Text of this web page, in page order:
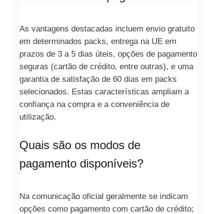
As vantagens destacadas incluem envio gratuito
em determinados packs, entrega na UE em
prazos de 3 a 5 dias úteis, opções de pagamento
seguras (cartão de crédito, entre outras), e uma
garantia de satisfação de 60 dias em packs
selecionados. Estas características ampliam a
confiança na compra e a conveniência de
utilização.
Quais são os modos de
pagamento disponíveis?
Na comunicação oficial geralmente se indicam
opções como pagamento com cartão de crédito;